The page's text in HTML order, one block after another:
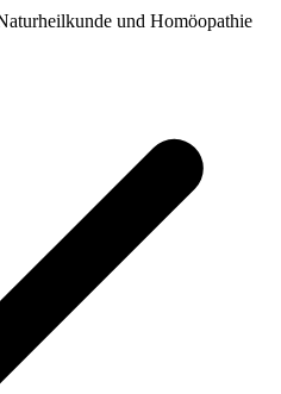
und Homöopathie